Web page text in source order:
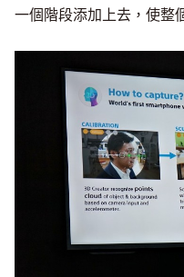
一個階段添加上去，使整